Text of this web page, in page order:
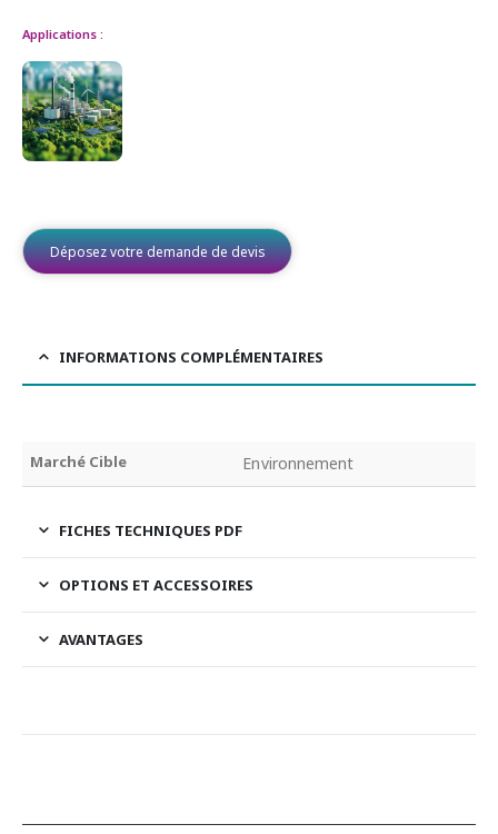
Applications :
Déposez votre demande de devis
INFORMATIONS COMPLÉMENTAIRES
Marché Cible Environnement
FICHES TECHNIQUES PDF
OPTIONS ET ACCESSOIRES
AVANTAGES